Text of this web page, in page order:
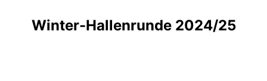
Winter-Hallenrunde 2024/25